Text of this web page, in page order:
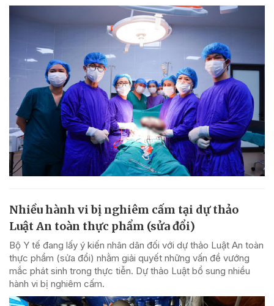
Nhiều hành vi bị nghiêm cấm tại dự thảo
Luật An toàn thực phẩm (sửa đổi)
Bộ Y tế đang lấy ý kiến nhân dân đối với dự thảo Luật An toàn
thực phẩm (sửa đổi) nhằm giải quyết những vấn đề vướng
mắc phát sinh trong thực tiễn. Dự thảo Luật bổ sung nhiều
hành vi bị nghiêm cấm.